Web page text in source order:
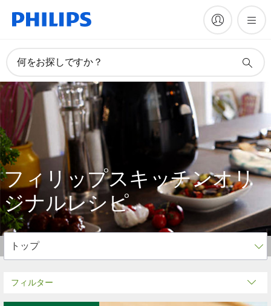
何をお探しですか？
フィリップスキッチンオリ
ジナルレシピ
フィルター